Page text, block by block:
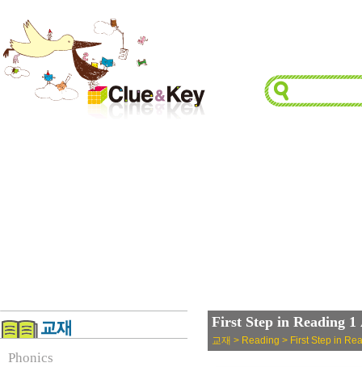
Phonics
First Step in Reading 1
교재 > Reading > First Step in